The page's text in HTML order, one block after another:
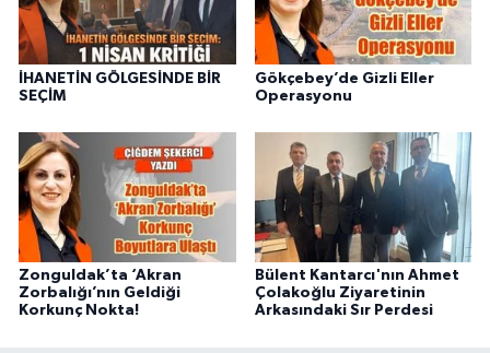
İHANETİN GÖLGESİNDE BİR
SEÇİM
Gökçebey’de Gizli Eller
Operasyonu
Zonguldak’ta ‘Akran
Zorbalığı’nın Geldiği
Korkunç Nokta!
Bülent Kantarcı'nın Ahmet
Çolakoğlu Ziyaretinin
Arkasındaki Sır Perdesi